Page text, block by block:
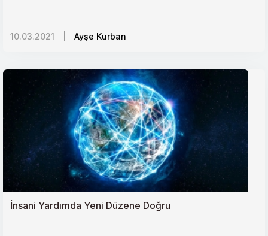
Libyada dengeler değişiyor mu?
Güney Sudanda Papa Destekli Barış İnşası
Küresel Gıda Güvenliği ve Mücadelede Öncelikler
Psikolojik Açıdan Koronavirüsle Başa Çıkma
Yöntemleri
10.03.2021 Ayşe Kurban
İnsani Yardımda Yeni Düzene Doğru